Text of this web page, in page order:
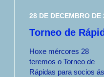
28 DE DECEMBRO DE
Torneo de
Hoxe mércores 28
teremos o Torneo de
Rápidas para socios ás